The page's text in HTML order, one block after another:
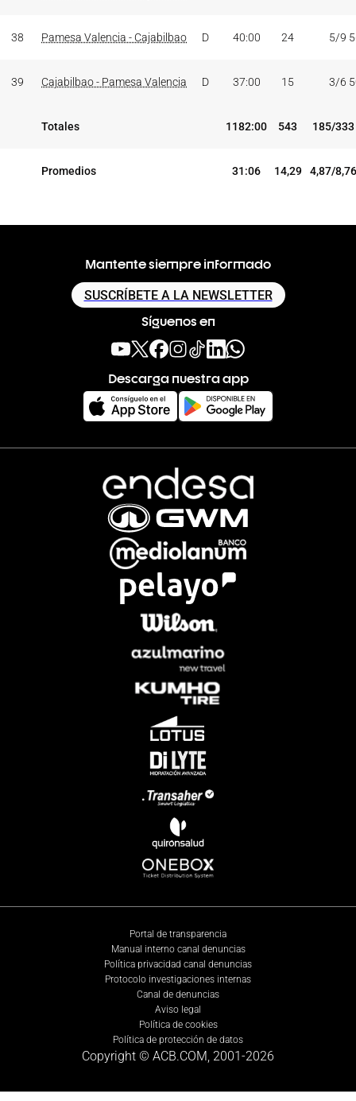
38 Pamesa Valencia - Cajabilbao D 40:00 24 5/9
39 Cajabilbao - Pamesa Valencia D 37:00 15 3/6
Totales 1182:00 543 185/333
Promedios 31:06 14,29 4,87/
Mantente siempre informado
SUSCRÍBETE A LA NEWSLETTER
Síguenos en
Descarga nuestra app
Portal de transparencia
Manual interno canal denuncias
Política privacidad canal denuncias
Protocolo investigaciones internas
Canal de denuncias
Aviso legal
Política de cookies
Política de protección de datos
Copyright © ACB.COM, 2001-2026